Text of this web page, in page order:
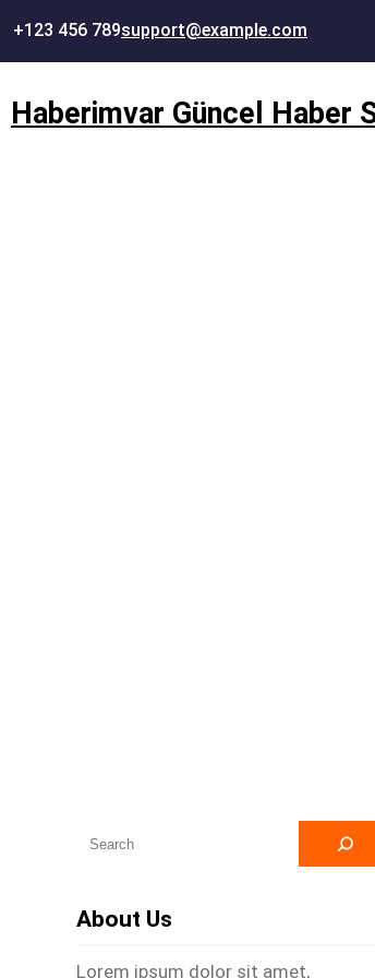
+123 456 789support@example.com
Haberimvar Güncel Haber
About Us
Lorem ipsum dolor sit amet,